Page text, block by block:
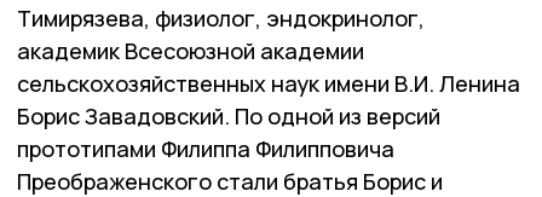
Тимирязева, физиолог, эндокринолог,
академик Всесоюзной академии
сельскохозяйственных наук имени В.И. Ленина
Борис Завадовский. По одной из версий
прототипами Филиппа Филипповича
Преображенского стали братья Борис и